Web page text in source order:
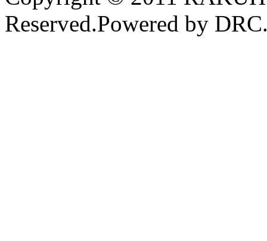
Reserved.Powered by